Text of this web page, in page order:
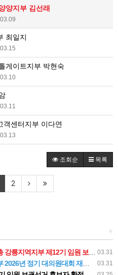
양지부 김선래
최일지
게이트지부 박현숙
객센터지부 이다연
조회순 목록
2
+
03.31
지부 제12기 임원 보궐선거결과 공고
03.31
년 정기 대의원대회 재소집 건